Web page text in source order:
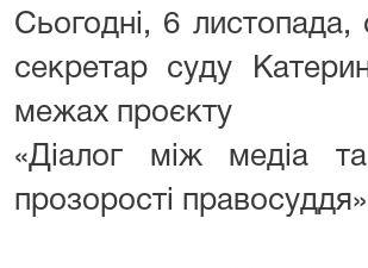
Сьогодні, 6
секретар суду
межах проєкту
«Діалог між медіа
прозорості